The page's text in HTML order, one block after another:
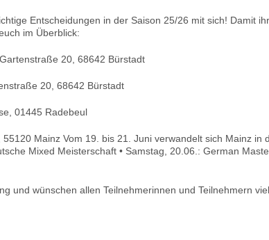
Entscheidungen in der Saison 25/26 mit sich! Damit
im Überblick:
20, 68642 Bürstadt
20, 68642 Bürstadt
01445 Radebeul
Mainz Vom 19. bis 21. Juni verwandelt sich Mainz in
Mixed Meisterschaft • Samstag, 20.06.: German
und wünschen allen Teilnehmerinnen und Teilnehmern